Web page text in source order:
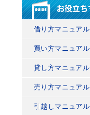
借り方マニュアル
買い方マニュアル
貸し方マニュアル
売り方マニュアル
引越しマニュアル